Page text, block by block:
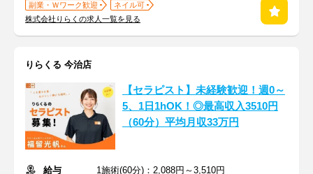
副業・Ｗワーク歓迎
ネイル可
株式会社りらくの求人一覧を見る
りらくる 今治店
【セラピスト】未経験歓迎！週0～
5、1日1hOK！◎最高収入3510円
（60分）平均月収33万円
給与
1施術(60分)：2,088円～3,510円